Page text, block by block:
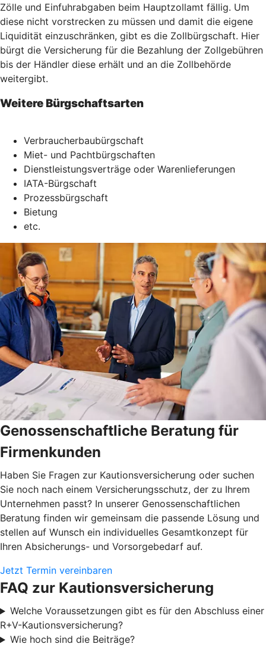
Zölle und Einfuhrabgaben beim Hauptzollamt fällig. Um
diese nicht vorstrecken zu müssen und damit die eigene
Liquidität einzuschränken, gibt es die Zollbürgschaft. Hier
bürgt die Versicherung für die Bezahlung der Zollgebühren
bis der Händler diese erhält und an die Zollbehörde
weitergibt.
Weitere Bürgschaftsarten
Verbraucherbaubürgschaft
Miet- und Pachtbürgschaften
Dienstleistungsverträge oder Warenlieferungen
IATA-Bürgschaft
Prozessbürgschaft
Bietung
etc.
Genossenschaftliche Beratung für
Firmenkunden
Haben Sie Fragen zur Kautionsversicherung oder suchen
Sie noch nach einem Versicherungsschutz, der zu Ihrem
Unternehmen passt? In unserer Genossenschaftlichen
Beratung finden wir gemeinsam die passende Lösung und
stellen auf Wunsch ein individuelles Gesamtkonzept für
Ihren Absicherungs- und Vorsorgebedarf auf.
Jetzt Termin vereinbaren
FAQ zur Kautionsversicherung
Welche Voraussetzungen gibt es für den Abschluss einer
R+V-Kautionsversicherung?
Wie hoch sind die Beiträge?